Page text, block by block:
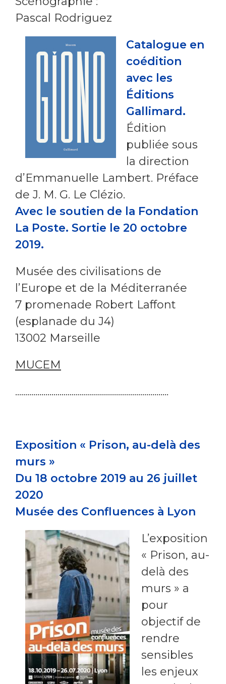
Pascal Rodriguez
Catalogue en
coédition
avec les
Éditions
Gallimard.
Édition
publiée sous
la direction
d’Emmanuelle Lambert. Préface
de J. M. G. Le Clézio.
Avec le soutien de la Fondation
La Poste. Sortie le 20 octobre
2019.
Musée des civilisations de
l’Europe et de la Méditerranée
7 promenade Robert Laffont
(esplanade du J4)
13002 Marseille
MUCEM
............................................................................
Exposition « Prison, au-delà des
murs »
Du 18 octobre 2019 au 26 juillet
2020
Musée des Confluences à Lyon
L’exposition
« Prison, au-
delà des
murs » a
pour
objectif de
rendre
sensibles
les enjeux